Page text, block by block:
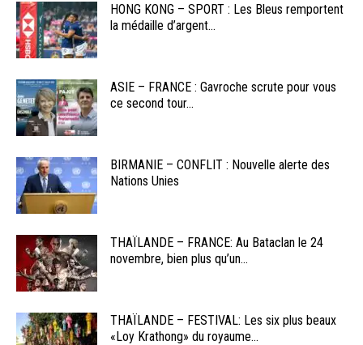
HONG KONG – SPORT : Les Bleus remportent
la médaille d’argent...
ASIE – FRANCE : Gavroche scrute pour vous
ce second tour...
BIRMANIE – CONFLIT : Nouvelle alerte des
Nations Unies
THAÏLANDE – FRANCE: Au Bataclan le 24
novembre, bien plus qu’un...
THAÏLANDE – FESTIVAL: Les six plus beaux
«Loy Krathong» du royaume...